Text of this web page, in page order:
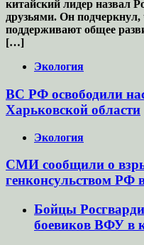
китайский лидер назвал
друзьями. Он
поддерживают общее
[…]
Экология
ВС РФ освободили
Харьковской области
Экология
СМИ сообщили о
генконсульством РФ
Бойцы
боевиков ВФУ в